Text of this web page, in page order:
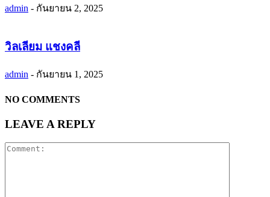
admin - กันยายน 2, 2025
วิลเลียม แชงคลี
admin - กันยายน 1, 2025
NO COMMENTS
LEAVE A REPLY